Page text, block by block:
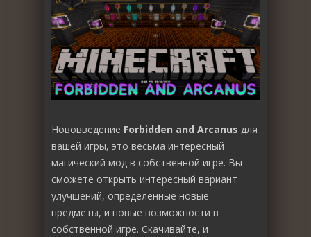
Нововведение Forbidden and Arcanus для
вашей игры, это весьма интересный
магический мод в собственной игре. Вы
сможете открыть интересный вариант
улучшений, определенные новые
предметы, и новые возможности в
собственной игре. Скачивайте, и